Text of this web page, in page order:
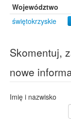
Województwo
świętokrzyskie
Skomentuj,
nowe
Imię i nazwisko